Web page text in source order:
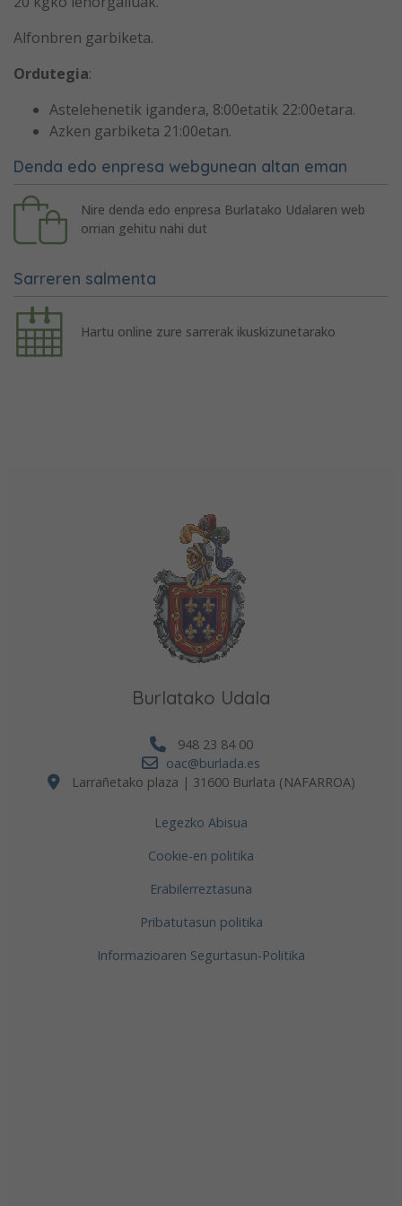
Alfonbren garbiketa.
Ordutegia:
Astelehenetik igandera, 8:00etatik 22:00etara.
Azken garbiketa 21:00etan.
Denda edo enpresa webgunean altan eman
Nire denda edo enpresa Burlatako Udalaren web
orrian gehitu nahi dut
Sarreren salmenta
Hartu online zure sarrerak ikuskizunetarako
Burlatako Udala
948 23 84 00
oac@burlada.es
Larrañetako plaza | 31600 Burlata (NAFARROA)
Legezko Abisua
Cookie-en politika
Erabilerreztasuna
Pribatutasun politika
Informazioaren Segurtasun-Politika